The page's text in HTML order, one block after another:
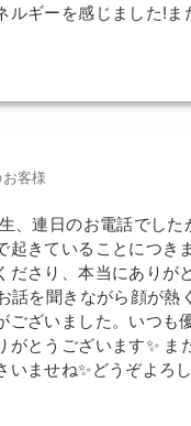
ルギーを感じました!ま
客様
、連日のお電話でした
起きていることにつき
ださり、本当にありが
話を聞きながら顔が熱
ございました。いつも
がとうございます✨ ま
いませね✨どうぞよろ